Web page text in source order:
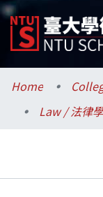
Communities
Research
Home
Law / 法律